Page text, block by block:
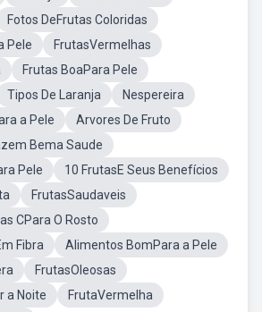
Fotos DeFrutas Coloridas
Pele
FrutasVermelhas
Frutas BoaPara Pele
Tipos De Laranja
Nespereira
a Pele
Arvores De Fruto
Bema Saude
Pele
10 FrutasE Seus Benefícios
FrutasSaudaveis
CPara O Rosto
Fibra
Alimentos BomPara a Pele
FrutasOleosas
a Noite
FrutaVermelha